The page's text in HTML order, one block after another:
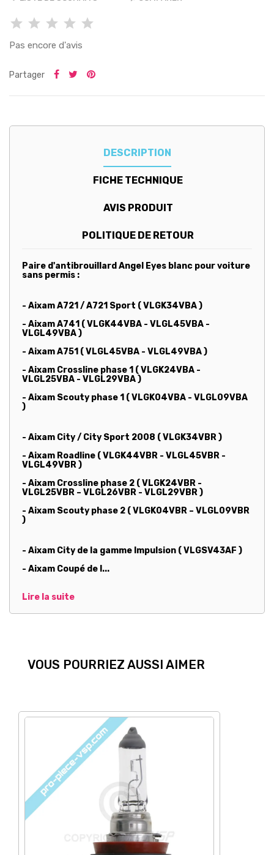
Pas encore d'avis
Partager
DESCRIPTION
FICHE TECHNIQUE
AVIS PRODUIT
POLITIQUE DE RETOUR
Paire d'antibrouillard Angel Eyes blanc pour voiture
sans permis :
- Aixam A721 / A721 Sport ( VLGK34VBA )
- Aixam A741 ( VLGK44VBA - VLGL45VBA -
VLGL49VBA )
- Aixam A751 ( VLGL45VBA - VLGL49VBA )
- Aixam Crossline phase 1 ( VLGK24VBA -
VLGL25VBA - VLGL29VBA )
- Aixam Scouty phase 1 ( VLGK04VBA - VLGL09VBA
)
- Aixam City / City Sport 2008 ( VLGK34VBR )
- Aixam Roadline ( VLGK44VBR - VLGL45VBR -
VLGL49VBR )
- Aixam Crossline phase 2 ( VLGK24VBR -
VLGL25VBR – VLGL26VBR - VLGL29VBR )
- Aixam Scouty phase 2 ( VLGK04VBR – VLGL09VBR
)
- Aixam City de la gamme Impulsion ( VLGSV43AF )
- Aixam Coupé de l...
Lire la suite
VOUS POURRIEZ AUSSI AIMER